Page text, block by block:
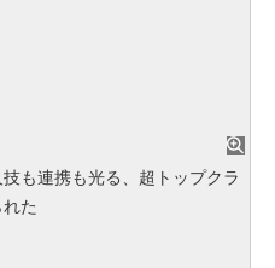
も連携も光る、超トップクラ
た